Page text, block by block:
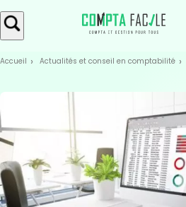
Skip
to
Aller au
contenu
Accueil Actualités et conseil en comptabilité